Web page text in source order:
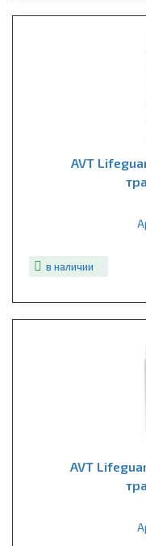
AVT
в наличии
AVT